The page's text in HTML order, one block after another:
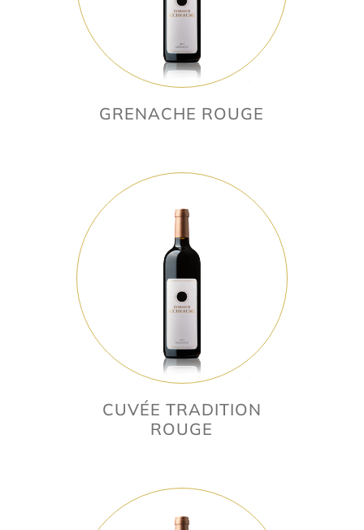
GRENACHE ROUGE
CUVÉE TRADITION
ROUGE